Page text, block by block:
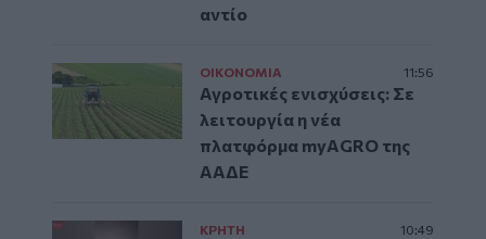
αντίο
ΟΙΚΟΝΟΜΙΑ 11:56
Αγροτικές ενισχύσεις: Σε
λειτουργία η νέα
πλατφόρμα myAGRO της
ΑΑΔΕ
ΚΡΗΤΗ 10:49